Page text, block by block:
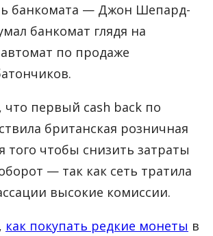
банкомата — Джон Шепард-
банкомат глядя на
по продаже
первый cash back по
британская розничная
того чтобы снизить затраты
— так как сеть тратила
высокие комиссии.
как покупать редкие монеты в